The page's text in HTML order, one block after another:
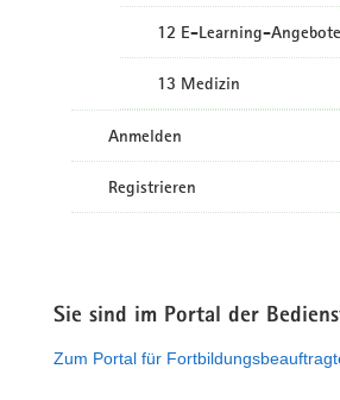
12 E-Learning-Angebote
13 Medizin
Anmelden
Registrieren
Sie sind im Portal der
Zum Portal für